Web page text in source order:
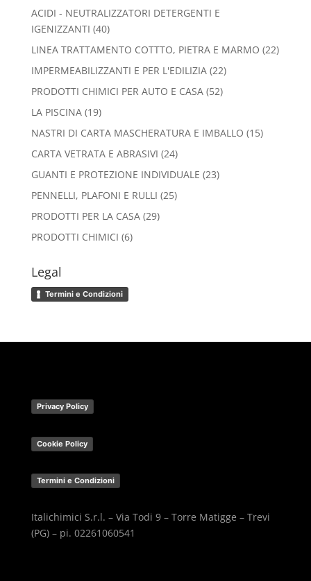
prodotti
ACIDI - NEUTRALIZZATORI DETERGENTI E
IGENIZZANTI 4040
prodotti
LINEA TRATTAMENTO COTTTO, PIETRA E MARMO 2222
IMPERMEABILIZZANTI E PER L'EDILIZIA 2222
PRODOTTI CHIMICI PER AUTO E CASA 5252
LA PISCINA 1919
prodotti
NASTRI DI CARTA MASCHERATURA E IMBALLO 1515
CARTA VETRATA E ABRASIVI 2424
prodotti
GUANTI E PROTEZIONE INDIVIDUALE 2323
PENNELLI, PLAFONI E RULLI 2525
PRODOTTI PER LA CASA 2929
PRODOTTI CHIMICI 66
Legal
Termini e Condizioni
Privacy Policy
Cookie Policy
Termini e Condizioni
Italichimici S.r.l. – Via Todi 9 – Torre Matigge – Trevi
(PG) – pi. 02261060541